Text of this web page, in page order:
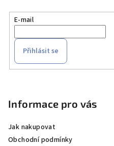
E-mail
Přihlásit se
Informace pro vás
Jak nakupovat
Obchodní podmínky